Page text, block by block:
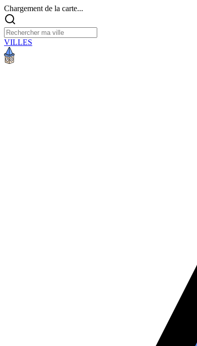
Chargement de la carte...
VILLES